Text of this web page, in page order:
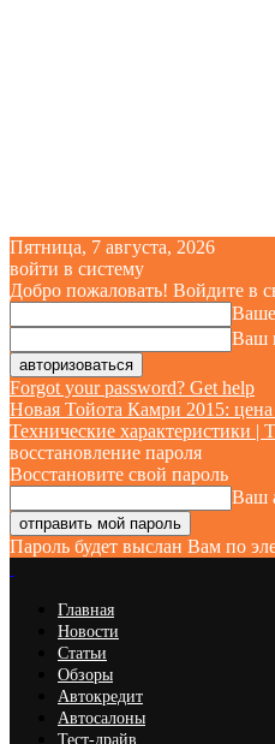
Пятница, 7 августа, 2026
войти в систему
Добро пожаловать! Войдите в
Ваше
Ваш
Forgot your password? Get help
Новая Тойота Камри 2015:
Технические характеристики |
восстановление пароля
Восстановите свой пароль
Ваш
Пароль будет выслан Вам по
Главная
Новости
Статьи
Обзоры
Автокредит
Автосалоны
Тест-драйв